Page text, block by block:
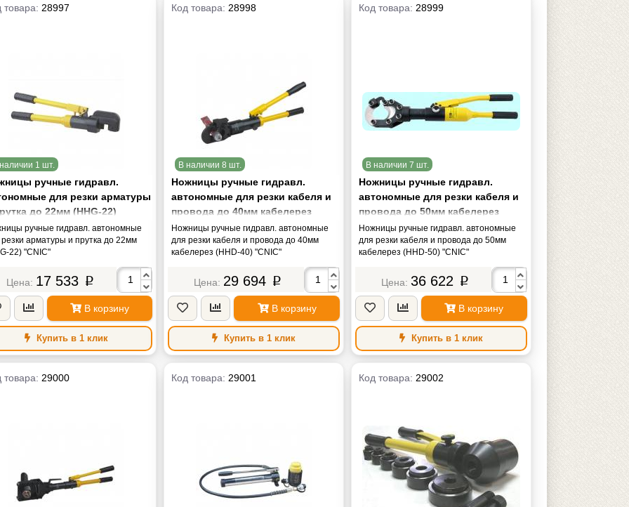
товара: 28997
1 шт.
ручные гидравл.
для резки арматуры
до 22мм (HHG-22)
ручные гидравл. автономные
арматуры и прутка до 22мм
22) "CNIC"
17 533 p
В корзину
Купить в 1 клик
Код товара: 28998
В наличии 8 шт.
Ножницы ручные гидравл.
автономные для резки кабеля и
провода до 40мм кабелерез
(HHD-40) "CNIC"
Ножницы ручные гидравл. автономные
для резки кабеля и провода до 40мм
кабелерез (HHD-40) "CNIC"
29 694 p
В корзину
Купить в 1 клик
Код товара: 28999
В наличии 7 шт.
Ножницы ручные гидравл.
автономные для резки кабеля и
провода до 50мм кабелерез
(HHD-50) "CNIC"
Ножницы ручные гидравл. автономные
для резки кабеля и провода до 50мм
кабелерез (HHD-50) "CNIC"
36 622 p
В корзину
Купить в 1 клик
товара: 29000 Код товара: 29001 Код товара: 29002